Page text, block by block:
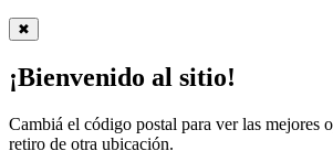
✖
¡Bienvenido al sitio!
Cambiá el código postal para ver las mejores
retiro de otra ubicación.